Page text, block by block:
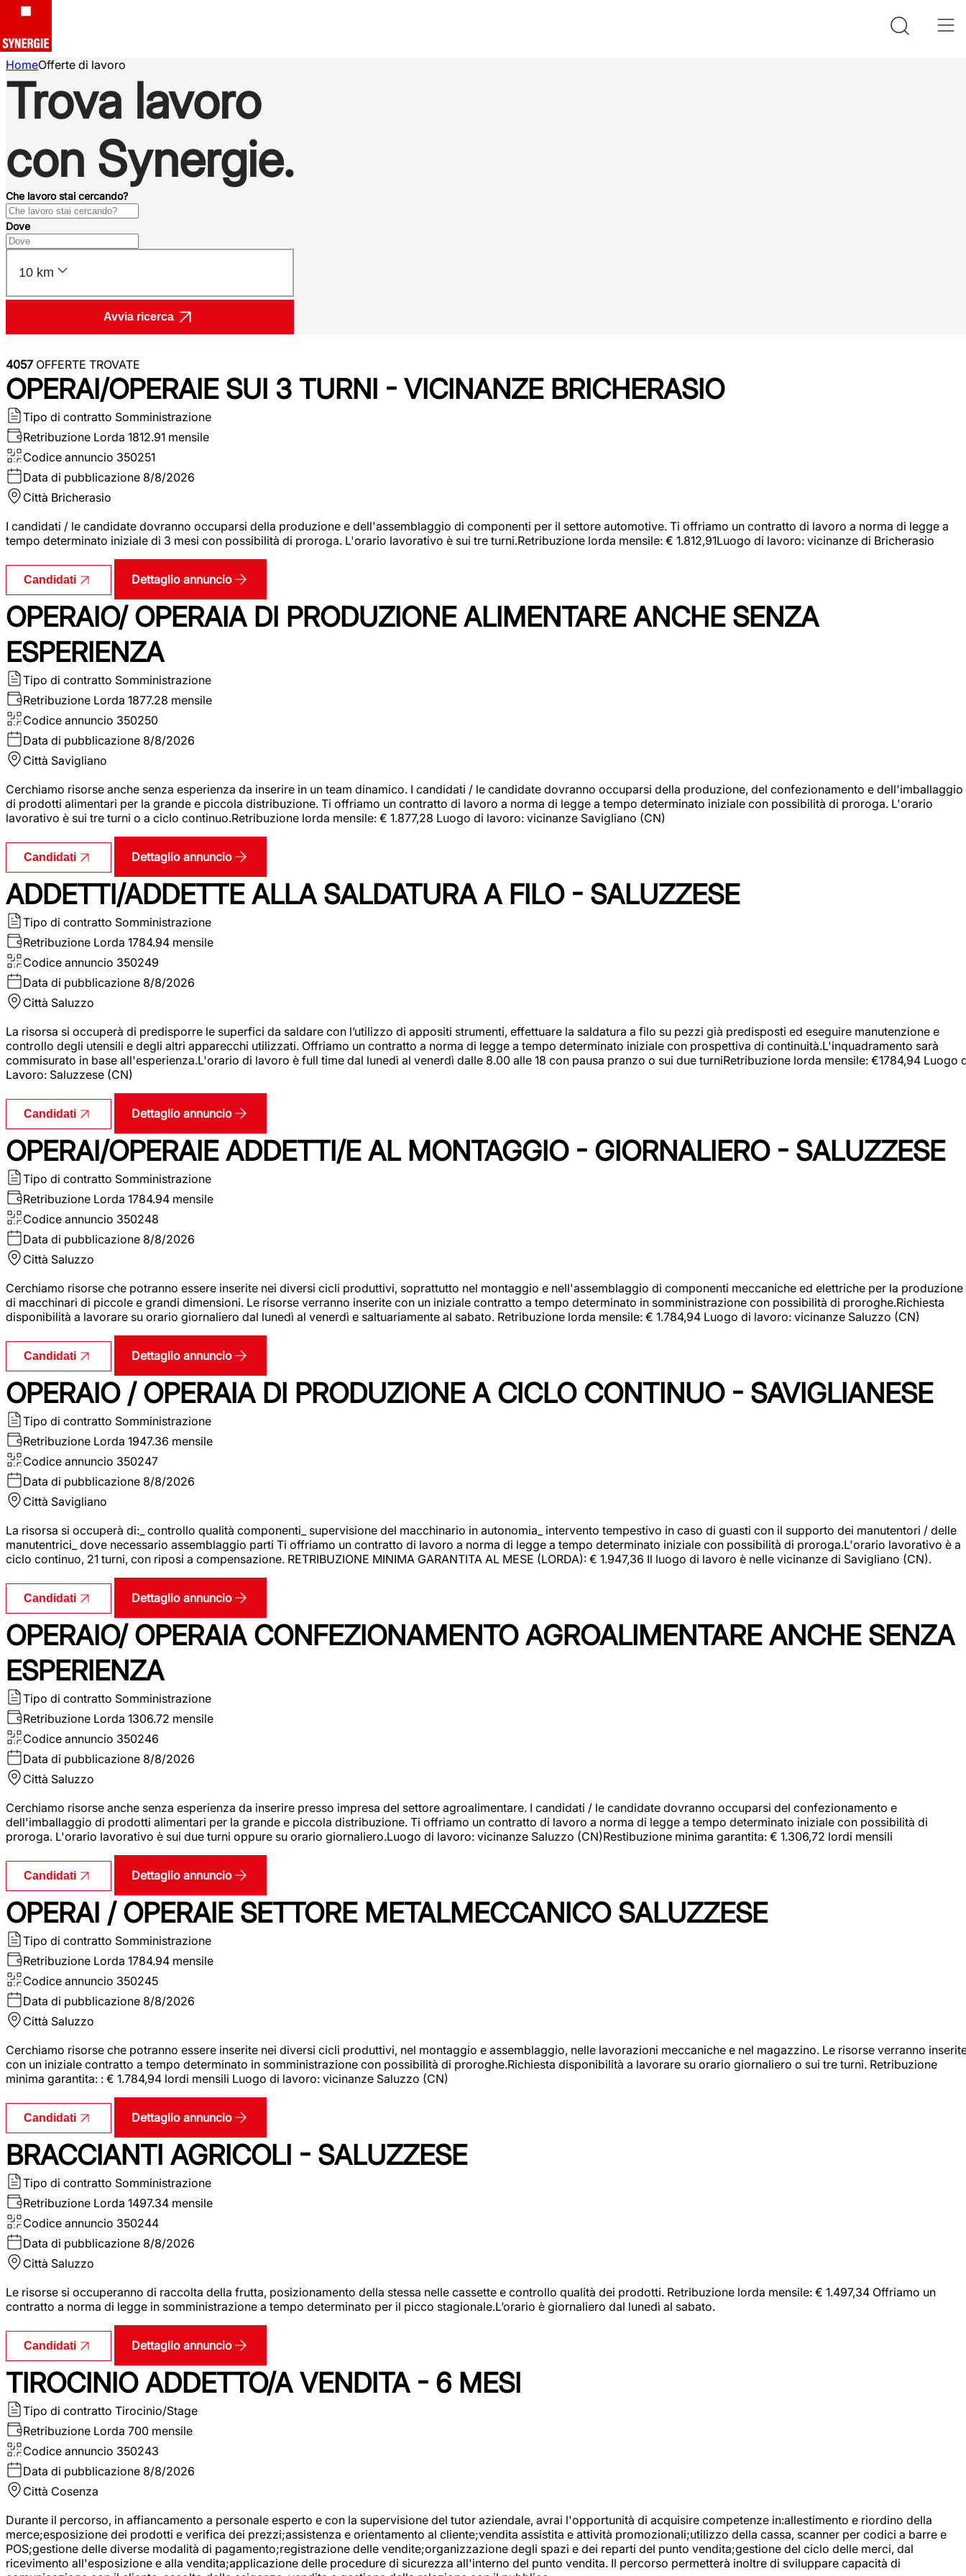
HomeOfferte di lavoro
Trova lavoro
con Synergie.
Che lavoro stai cercando?
Dove
10 km
Avvia ricerca
4057 OFFERTE TROVATE
OPERAI/OPERAIE SUI 3 TURNI - VICINANZE BRICHERASIO
Tipo di contratto Somministrazione
Retribuzione Lorda 1812.91 mensile
Codice annuncio 350251
Data di pubblicazione 8/8/2026
Città Bricherasio
I candidati / le candidate dovranno occuparsi della produzione e dell'assemblaggio di componenti per il settore automotive. Ti offriamo un contratto di lavoro a norma di legge a
tempo determinato iniziale di 3 mesi con possibilità di proroga. L'orario lavorativo è sui tre turni.Retribuzione lorda mensile: € 1.812,91Luogo di lavoro: vicinanze di Bricherasio
Candidati Dettaglio annuncio
OPERAIO/ OPERAIA DI PRODUZIONE ALIMENTARE ANCHE SENZA
ESPERIENZA
Tipo di contratto Somministrazione
Retribuzione Lorda 1877.28 mensile
Codice annuncio 350250
Data di pubblicazione 8/8/2026
Città Savigliano
Cerchiamo risorse anche senza esperienza da inserire in un team dinamico. I candidati / le candidate dovranno occuparsi della produzione, del confezionamento e dell'imballaggio
di prodotti alimentari per la grande e piccola distribuzione. Ti offriamo un contratto di lavoro a norma di legge a tempo determinato iniziale con possibilità di proroga. L'orario
lavorativo è sui tre turni o a ciclo continuo.Retribuzione lorda mensile: € 1.877,28 Luogo di lavoro: vicinanze Savigliano (CN)
Candidati Dettaglio annuncio
ADDETTI/ADDETTE ALLA SALDATURA A FILO - SALUZZESE
Tipo di contratto Somministrazione
Retribuzione Lorda 1784.94 mensile
Codice annuncio 350249
Data di pubblicazione 8/8/2026
Città Saluzzo
La risorsa si occuperà di predisporre le superfici da saldare con l’utilizzo di appositi strumenti, effettuare la saldatura a filo su pezzi già predisposti ed eseguire manutenzione e
controllo degli utensili e degli altri apparecchi utilizzati. Offriamo un contratto a norma di legge a tempo determinato iniziale con prospettiva di continuità.L'inquadramento sarà
commisurato in base all'esperienza.L'orario di lavoro è full time dal lunedì al venerdì dalle 8.00 alle 18 con pausa pranzo o sui due turniRetribuzione lorda mensile: €1784,94 Luogo
Lavoro: Saluzzese (CN)
Candidati Dettaglio annuncio
OPERAI/OPERAIE ADDETTI/E AL MONTAGGIO - GIORNALIERO - SALUZZESE
Tipo di contratto Somministrazione
Retribuzione Lorda 1784.94 mensile
Codice annuncio 350248
Data di pubblicazione 8/8/2026
Città Saluzzo
Cerchiamo risorse che potranno essere inserite nei diversi cicli produttivi, soprattutto nel montaggio e nell'assemblaggio di componenti meccaniche ed elettriche per la produzione
di macchinari di piccole e grandi dimensioni. Le risorse verranno inserite con un iniziale contratto a tempo determinato in somministrazione con possibilità di proroghe.Richiesta
disponibilità a lavorare su orario giornaliero dal lunedì al venerdì e saltuariamente al sabato. Retribuzione lorda mensile: € 1.784,94 Luogo di lavoro: vicinanze Saluzzo (CN)
Candidati Dettaglio annuncio
OPERAIO / OPERAIA DI PRODUZIONE A CICLO CONTINUO - SAVIGLIANESE
Tipo di contratto Somministrazione
Retribuzione Lorda 1947.36 mensile
Codice annuncio 350247
Data di pubblicazione 8/8/2026
Città Savigliano
La risorsa si occuperà di:_ controllo qualità componenti_ supervisione del macchinario in autonomia_ intervento tempestivo in caso di guasti con il supporto dei manutentori / delle
manutentrici_ dove necessario assemblaggio parti Ti offriamo un contratto di lavoro a norma di legge a tempo determinato iniziale con possibilità di proroga.L'orario lavorativo è a
ciclo continuo, 21 turni, con riposi a compensazione. RETRIBUZIONE MINIMA GARANTITA AL MESE (LORDA): € 1.947,36 Il luogo di lavoro è nelle vicinanze di Savigliano (CN).
Candidati Dettaglio annuncio
OPERAIO/ OPERAIA CONFEZIONAMENTO AGROALIMENTARE ANCHE SENZA
ESPERIENZA
Tipo di contratto Somministrazione
Retribuzione Lorda 1306.72 mensile
Codice annuncio 350246
Data di pubblicazione 8/8/2026
Città Saluzzo
Cerchiamo risorse anche senza esperienza da inserire presso impresa del settore agroalimentare. I candidati / le candidate dovranno occuparsi del confezionamento e
dell'imballaggio di prodotti alimentari per la grande e piccola distribuzione. Ti offriamo un contratto di lavoro a norma di legge a tempo determinato iniziale con possibilità di
proroga. L'orario lavorativo è sui due turni oppure su orario giornaliero.Luogo di lavoro: vicinanze Saluzzo (CN)Restibuzione minima garantita: € 1.306,72 lordi mensili
Candidati Dettaglio annuncio
OPERAI / OPERAIE SETTORE METALMECCANICO SALUZZESE
Tipo di contratto Somministrazione
Retribuzione Lorda 1784.94 mensile
Codice annuncio 350245
Data di pubblicazione 8/8/2026
Città Saluzzo
Cerchiamo risorse che potranno essere inserite nei diversi cicli produttivi, nel montaggio e assemblaggio, nelle lavorazioni meccaniche e nel magazzino. Le risorse verranno
con un iniziale contratto a tempo determinato in somministrazione con possibilità di proroghe.Richiesta disponibilità a lavorare su orario giornaliero o sui tre turni. Retribuzione
minima garantita: : € 1.784,94 lordi mensili Luogo di lavoro: vicinanze Saluzzo (CN)
Candidati Dettaglio annuncio
BRACCIANTI AGRICOLI - SALUZZESE
Tipo di contratto Somministrazione
Retribuzione Lorda 1497.34 mensile
Codice annuncio 350244
Data di pubblicazione 8/8/2026
Città Saluzzo
Le risorse si occuperanno di raccolta della frutta, posizionamento della stessa nelle cassette e controllo qualità dei prodotti. Retribuzione lorda mensile: € 1.497,34 Offriamo un
contratto a norma di legge in somministrazione a tempo determinato per il picco stagionale.L’orario è giornaliero dal lunedì al sabato.
Candidati Dettaglio annuncio
TIROCINIO ADDETTO/A VENDITA - 6 MESI
Tipo di contratto Tirocinio/Stage
Retribuzione Lorda 700 mensile
Codice annuncio 350243
Data di pubblicazione 8/8/2026
Città Cosenza
Durante il percorso, in affiancamento a personale esperto e con la supervisione del tutor aziendale, avrai l'opportunità di acquisire competenze in:allestimento e riordino della
merce;esposizione dei prodotti e verifica dei prezzi;assistenza e orientamento al cliente;vendita assistita e attività promozionali;utilizzo della cassa, scanner per codici a barre e
POS;gestione delle diverse modalità di pagamento;registrazione delle vendite;organizzazione degli spazi e dei reparti del punto vendita;gestione del ciclo delle merci, dal
ricevimento all'esposizione e alla vendita;applicazione delle procedure di sicurezza all'interno del punto vendita. Il percorso permetterà inoltre di sviluppare capacità di